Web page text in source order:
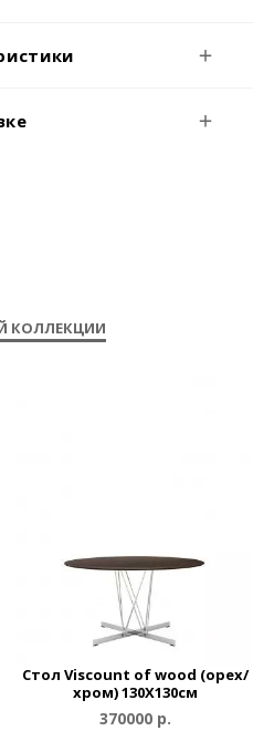
КОЛЛЕКЦИИ
Стол Viscount of wood (орех/
хром) 130X130см
370000 р.